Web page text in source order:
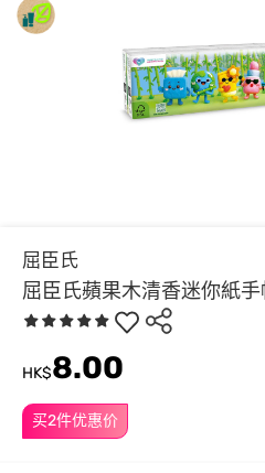
屈臣氏
屈臣氏蘋果木清香迷你紙手
买2件优惠价
HK$8.00